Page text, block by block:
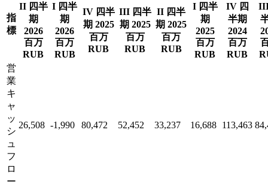
指
標
II 四半
期
2026
百万
RUB
I 四半
期
2026
百万
RUB
IV 四半
期 2025
百万
RUB
III 四半
期 2025
百万
RUB
II 四半
期 2025
百万
RUB
I 四半
期
2025
百万
RUB
IV 四
半期
2024
百万
RUB
営
業
キ
ャ
ッ
シ
ュ
フ
ロ
ー
26,508 -1,990 80,472 52,452 33,237 16,688 113,463